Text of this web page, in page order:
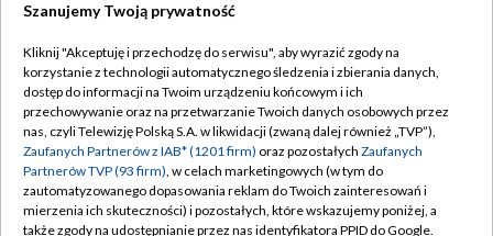
TVP
Abonament TVP
Emisja w TVP
Centrum informacji TVP
Naziemna Telewizja Cyfrowa
Regulamin TVP
Polityka prywatności
Moje zgody
Pomoc
Szanujemy Twoją prywatność
Kliknij "Akceptuję i przechodzę do serwisu", aby wyrazić zgody na
korzystanie z technologii automatycznego śledzenia i zbierania danych,
dostęp do informacji na Twoim urządzeniu końcowym i ich
przechowywanie oraz na przetwarzanie Twoich danych osobowych przez
nas, czyli Telewizję Polską S.A. w likwidacji (zwaną dalej również „TVP”),
Zaufanych Partnerów z IAB* (1201 firm) oraz pozostałych Zaufanych
Partnerów TVP (93 firm), w celach marketingowych (w tym do
zautomatyzowanego dopasowania reklam do Twoich zainteresowań i
mierzenia ich skuteczności) i pozostałych, które wskazujemy poniżej, a
także zgody na udostępnianie przez nas identyfikatora PPID do Google.